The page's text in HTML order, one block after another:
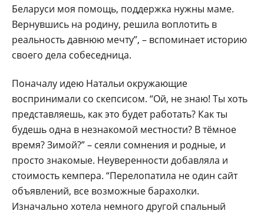
Беларуси моя помощь, поддержка нужны маме.
Вернувшись на родину, решила воплотить в
реальность давнюю мечту”, – вспоминает историю
своего дела собеседница.
Поначалу идею Натальи окружающие
воспринимали со скепсисом. “Ой, не знаю! Ты хоть
представляешь, как это будет работать? Как ты
будешь одна в незнакомой местности? В тёмное
время? Зимой?” – сеяли сомнения и родные, и
просто знакомые. Неуверенности добавляла и
стоимость кемпера. “Перелопатила не один сайт
объявлений, все возможные барахолки.
Изначально хотела немного другой спальный